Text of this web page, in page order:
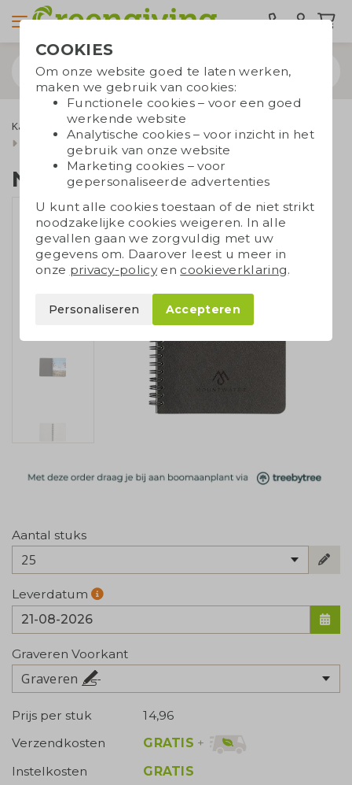
Kantoorartikelen Notitieboekjes
Notitieboek koffie A5
Notitieboek koffie A5
Aantal stuks
25
Leverdatum
Graveren Voorkant
Graveren
Prijs per stuk
14,96
Verzendkosten
GRATIS +
Instelkosten
GRATIS
COOKIES
Om onze website goed te laten werken,
maken we gebruik van cookies:
Functionele cookies – voor een goed
werkende website
Analytische cookies – voor inzicht in het
gebruik van onze website
Marketing cookies – voor
gepersonaliseerde advertenties
U kunt alle cookies toestaan of de niet strikt
noodzakelijke cookies weigeren. In alle
gevallen gaan we zorgvuldig met uw
gegevens om. Daarover leest u meer in
onze privacy-policyen cookieverklaring.
Personaliseren Accepteren